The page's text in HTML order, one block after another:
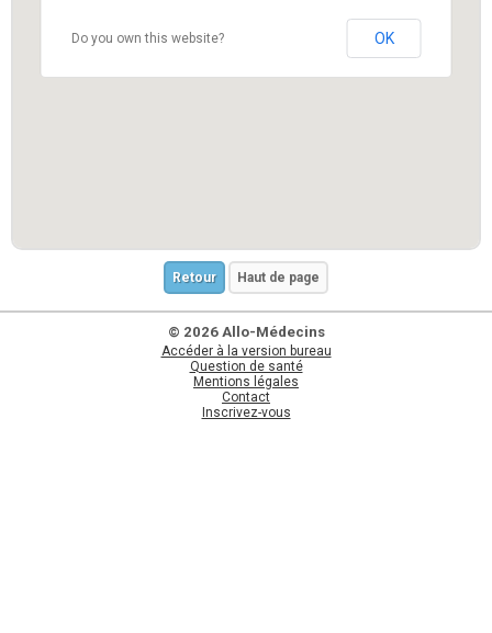
Do you own this website? OK
Retour Haut de page
© 2026 Allo-Médecins
Accéder à la version bureau
Question de santé
Mentions légales
Contact
Inscrivez-vous